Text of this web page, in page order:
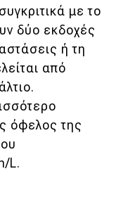
με το
δύο εκδοχές
ή τη
από
όφελος της
L.